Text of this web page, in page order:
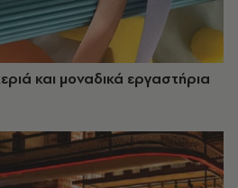
και μοναδικά εργαστήρια